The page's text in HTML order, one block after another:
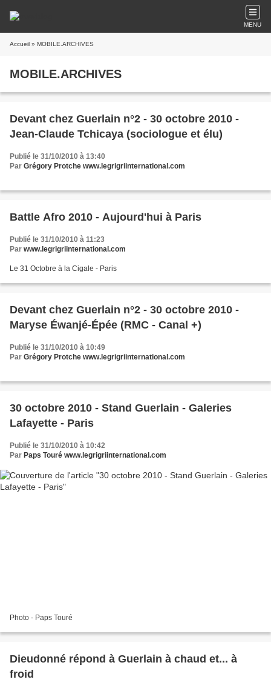
MENU
Accueil » MOBILE.ARCHIVES
MOBILE.ARCHIVES
Devant chez Guerlain n°2 - 30 octobre 2010 -
Jean-Claude Tchicaya (sociologue et élu)
Publié le 31/10/2010 à 13:40
Par Grégory Protche www.legrigriinternational.com
Battle Afro 2010 - Aujourd'hui à Paris
Publié le 31/10/2010 à 11:23
Par www.legrigriinternational.com
Le 31 Octobre à la Cigale - Paris
Devant chez Guerlain n°2 - 30 octobre 2010 -
Maryse Éwanjé-Épée (RMC - Canal +)
Publié le 31/10/2010 à 10:49
Par Grégory Protche www.legrigriinternational.com
30 octobre 2010 - Stand Guerlain - Galeries
Lafayette - Paris
Publié le 31/10/2010 à 10:42
Par Paps Touré www.legrigriinternational.com
Photo - Paps Touré
Dieudonné répond à Guerlain à chaud et... à
froid